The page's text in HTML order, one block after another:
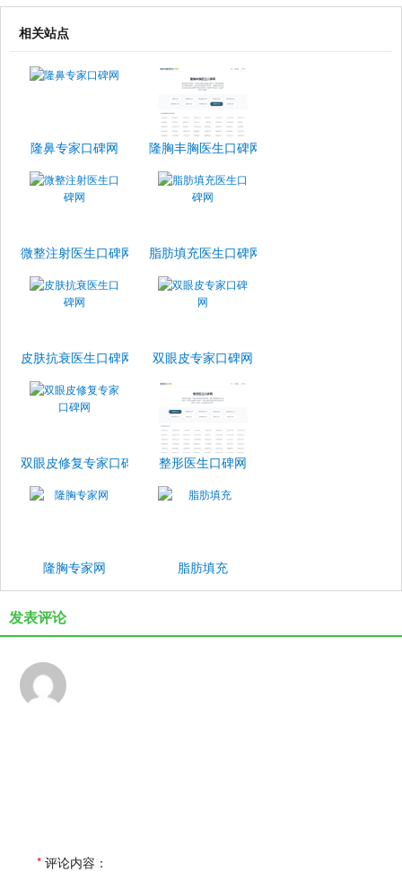
相关站点
隆鼻专家口碑网 隆胸丰胸医生口碑网
微整注射医生口碑网 脂肪填充医生口碑网
皮肤抗衰医生口碑网 双眼皮专家口碑网
双眼皮修复专家口碑网 整形医生口碑网
隆胸专家网 脂肪填充
发表评论
* 评论内容：